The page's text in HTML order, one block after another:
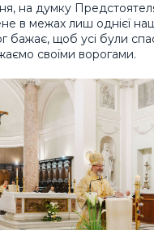
на думку
в межах лиш однієї
бажає, щоб усі були
своїми ворогами.